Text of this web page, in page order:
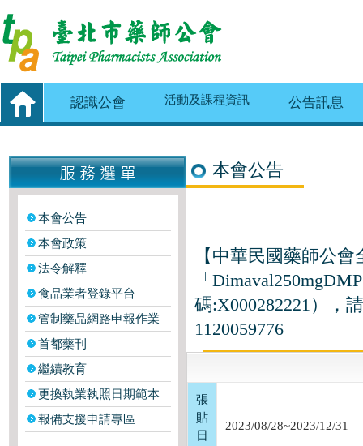
認識公會 活動及課程資訊 公告訊息
本會公告
本會政策
法令解釋
食品業者登錄平台
管制藥品網路申報作業
首都藥刊
繼續教育
更換執業執照日期範本
報備支援申請專區
本會公告
【中華民國藥師公
「
碼:X000282221），
1120059776
張
貼
日
2023/08/28~2023/12/31